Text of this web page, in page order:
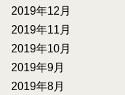
2019年12月
2019年11月
2019年10月
2019年9月
2019年8月